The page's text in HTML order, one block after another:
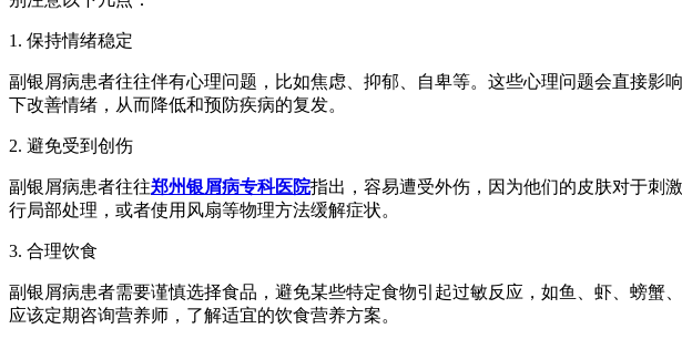
1. 保持情绪稳定
副银屑病患者往往伴有心理问题，比如焦虑、抑郁、自卑等。这些心理问题会直接
下改善情绪，从而降低和预防疾病的复发。
2. 避免受到创伤
副银屑病患者往往郑州银屑病专科医院指出，容易遭受外伤，因为他们的皮肤对于刺
行局部处理，或者使用风扇等物理方法缓解症状。
3. 合理饮食
副银屑病患者需要谨慎选择食品，避免某些特定食物引起过敏反应，如鱼、虾、螃
应该定期咨询营养师，了解适宜的饮食营养方案。